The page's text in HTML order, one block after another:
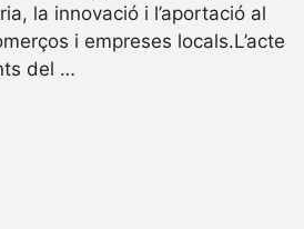
la innovació i l’aportació al
i empreses locals.L’acte
del …